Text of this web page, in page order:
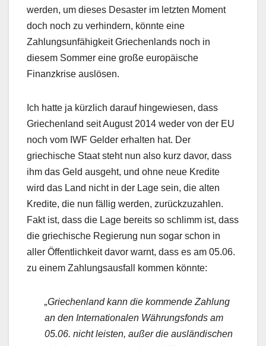
werden, um dieses Desaster im letzten Moment
doch noch zu verhindern, könnte eine
Zahlungsunfähigkeit Griechenlands noch in
diesem Sommer eine große europäische
Finanzkrise auslösen.
Ich hatte ja kürzlich darauf hingewiesen, dass
Griechenland seit August 2014 weder von der EU
noch vom IWF Gelder erhalten hat. Der
griechische Staat steht nun also kurz davor, dass
ihm das Geld ausgeht, und ohne neue Kredite
wird das Land nicht in der Lage sein, die alten
Kredite, die nun fällig werden, zurückzuzahlen.
Fakt ist, dass die Lage bereits so schlimm ist, dass
die griechische Regierung nun sogar schon in
aller Öffentlichkeit davor warnt, dass es am 05.06.
zu einem Zahlungsausfall kommen könnte:
„Griechenland kann die kommende Zahlung
an den Internationalen Währungsfonds am
05.06. nicht leisten, außer die ausländischen